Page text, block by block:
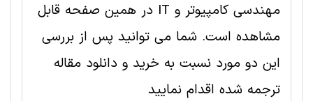
مهندسی کامپیوتر و IT در همین صفحه قابل
مشاهده است. شما می توانید پس از بررسی
این دو مورد نسبت به خرید و دانلود مقاله
ترجمه شده اقدام نمایید